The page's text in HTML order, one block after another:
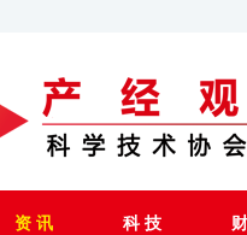
资 讯 科 技